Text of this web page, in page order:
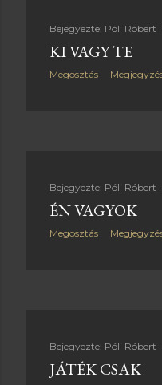
Bejegyezte: Póli Róbert
KI VAGY TE
Megosztás
Bejegyezte: Póli Róbert
ÉN VAGYOK
Megosztás
Bejegyezte: Póli Róbert
JÁTÉK CSAK